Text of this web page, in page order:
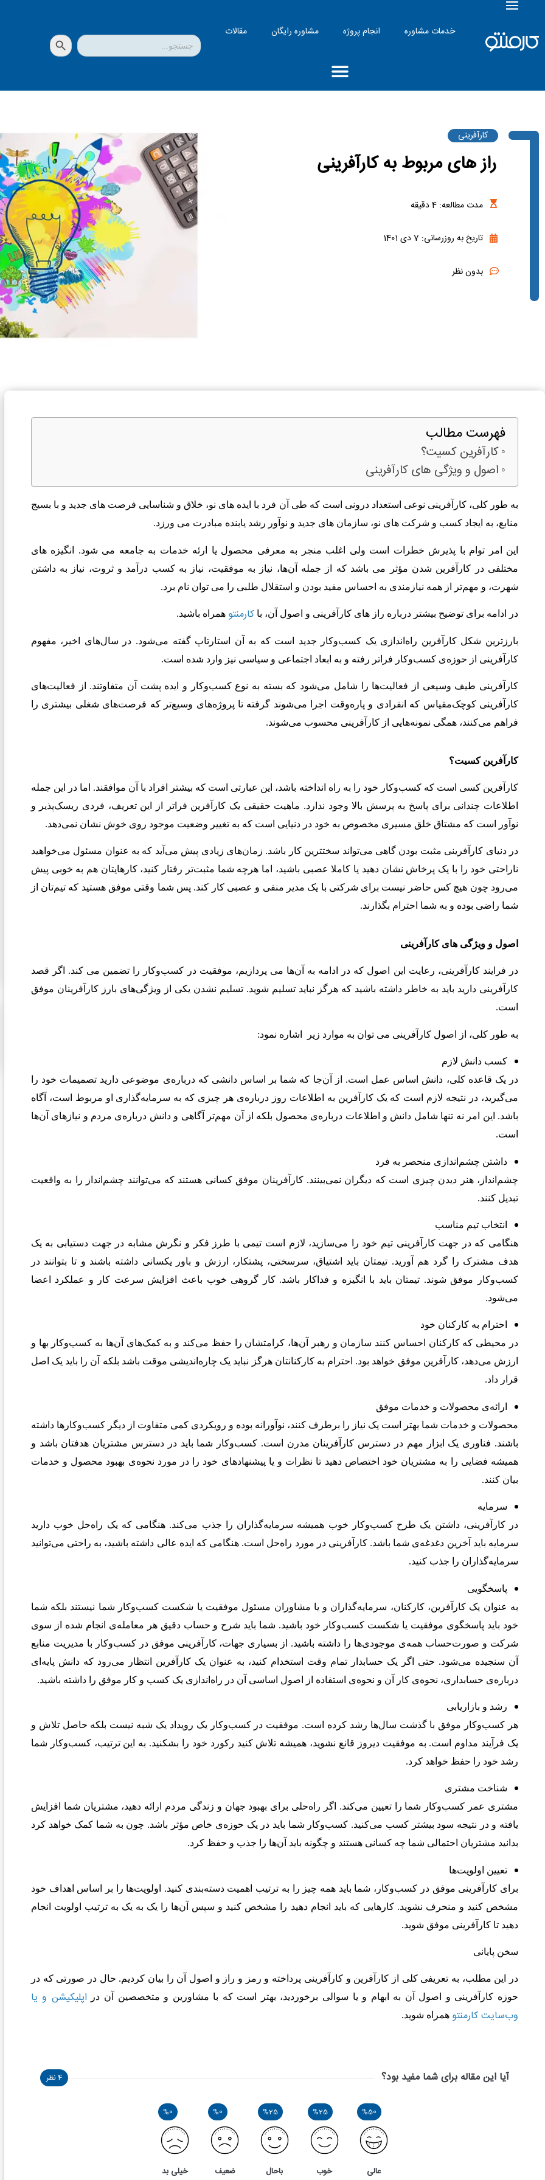
خدمات مشاوره انجام پروژه مشاوره رایگان مقالات جستجو
برای:
دکمه جستجو
کارآفرینی
راز های مربوط به کارآفرینی
مدت مطالعه: 4دقیقه
تاریخ به روزرسانی: 7 دی 1401
بدون نظر
فهرست مطالب
کارآفرین کسیت؟
اصول و ویژگی های کارآفرینی
به طور کلی، کارآفرینی نوعی استعداد درونی است كه طی آن فرد با ايده های نو، خلاق و شناسايی فرصت های جديد و با بسيج
منابع، به ايجاد كسب و شركت های نو، سازمان های جديد و نوآور رشد يابنده مبادرت می ورزد.
اين امر توام با پذيرش خطرات است ولی اغلب منجر به معرفی محصول يا ارئه خدمات به جامعه می شود. انگيزه های
مختلفی در كارآفرين شدن مؤثر می باشد كه از جمله آن‌ها، نياز به موفقيت، نياز به كسب درآمد و ثروت، نياز به داشتن
شهرت، و مهم‌تر از همه نيازمندی به احساس مفيد بودن و استقلال طلبی را می توان نام برد.
در ادامه برای توضیح بیشتر درباره راز های کارآفرینی و اصول آن، با کارمنتو همراه باشید.
بارزترین شکل کارآفرین راه‌اندازی یک کسب‌وکار جدید است که به آن استارتاپ گفته می‌شود. در سال‌های اخیر، مفهوم
کارآفرینی از حوزه‌ی کسب‌وکار فراتر رفته و به ابعاد اجتماعی و سیاسی نیز وارد شده است.
کارآفرینی طیف وسیعی از فعالیت‌ها را شامل می‌شود که بسته به نوع کسب‌وکار و ایده‌ پشت آن متفاوتند. از فعالیت‌های
کارآفرینی کوچک‌مقیاس که انفرادی و پاره‌وقت اجرا می‌شوند گرفته تا پروژه‌های وسیع‌تر که فرصت‌های شغلی بیشتری را
فراهم می‌کنند، همگی نمونه‌هایی از کارآفرینی محسوب می‌شوند.
کارآفرین کسیت؟
کارآفرین کسی است که کسب‌وکار خود را به راه انداخته باشد، این عبارتی است که بیشتر افراد با آن موافقند. اما در این جمله
اطلاعات چندانی برای پاسخ به پرسش بالا وجود ندارد. ماهیت حقیقی یک کارآفرین فراتر از این تعریف، فردی ریسک‌پذیر و
نوآور است که مشتاق خلق مسیری مخصوص به خود در دنیایی است که به تغییر وضعیت موجود روی خوش نشان نمی‌دهد.
در دنیای کارآفرینی مثبت بودن گاهی می‌تواند سختترین کار باشد. زمان‌های زیادی پیش می‌آید که به عنوان مسئول می‌خواهید
ناراحتی خود را با یک پرخاش نشان دهید یا کاملا عصبی باشید، اما هرچه شما مثبت‌تر رفتار کنید، کارهایتان هم به خوبی پیش
می‌رود چون هیچ کس حاضر نیست برای شرکتی با یک مدیر منفی و عصبی کار کند. پس شما وقتی موفق هستید که تیم‌تان از
شما راضی بوده و به شما احترام بگذارند.
اصول و ویژگی های کارآفرینی
در فرایند کارآفرینی، رعایت این اصول که در ادامه به آن‌ها می پردازیم، موفقیت در کسب‌وکار را تضمین می کند. اگر قصد
کارآفرینی دارید باید به خاطر داشته باشید که هرگز نباید تسلیم شوید. تسلیم نشدن یکی از ویژگی‌های بارز کارآفرینان موفق
است.
به طور کلی، از اصول کارآفرینی می توان به موارد زیر اشاره نمود:
کسب دانش لازم
در یک قاعده کلی، دانش اساس عمل است. از آن‌جا که شما بر اساس دانشی که درباره‌ی موضوعی دارید تصمیمات خود را
می‌گیرید، در نتیجه لازم است که یک کارآفرین به اطلاعات روز درباره‌ی هر چیزی که به سرمایه‌گذاری او مربوط است، آگاه
باشد. این امر نه ‌تنها شامل دانش و اطلاعات درباره‌ی محصول بلکه از آن مهم‌تر آگاهی و دانش درباره‌ی مردم و نیازهای آن‌ها
است.
داشتن چشم‌اندازی منحصر به ‌فرد
چشم‌انداز، هنر دیدن چیزی است که دیگران نمی‌بینند. کارآفرینان موفق کسانی هستند که می‌توانند چشم‌انداز را به واقعیت
تبدیل کنند.
انتخاب تیم مناسب
هنگامی که در جهت کارآفرینی تیم خود را می‌سازید، لازم است تیمی با طرز فکر و نگرش مشابه در جهت دستیابی به یک
هدف مشترک را گرد هم آورید. تیمتان باید اشتیاق، سرسختی، پشتکار، ارزش و باور یکسانی داشته باشند و تا بتوانند در
کسب‌وکار موفق شوند. تیمتان باید با انگیزه و فداکار باشد. کار گروهی خوب باعث افزایش سرعت کار و عملکرد اعضا
می‌شود.
احترام به کارکنان خود
در محیطی که کارکنان احساس کنند سازمان و رهبر آن‌ها، کرامتشان را حفظ می‌کند و به کمک‌های آن‌ها به کسب‌وکار بها و
ارزش می‌دهد، کارآفرین موفق خواهد بود. احترام به کارکنانتان هرگز نباید یک چاره‌اندیشی موقت باشد بلکه آن را باید یک اصل
قرار داد.
ارائه‌ی محصولات و خدمات موفق
محصولات و خدمات شما بهتر است یک نیاز را برطرف کنند، نوآورانه بوده و رویکردی کمی متفاوت از دیگر کسب‌وکارها داشته
باشند. فناوری یک ابزار مهم در دسترس کارآفرینان مدرن است. کسب‌وکار شما باید در دسترس مشتریان هدفتان باشد و
همیشه فضایی را به مشتریان خود اختصاص دهید تا نظرات و یا پیشنهاد‌های خود را در مورد نحوه‌ی بهبود محصول و خدمات
بیان کنند.
سرمایه
در کارآفرینی، داشتن یک طرح کسب‌وکار خوب همیشه سرمایه‌گذاران را جذب می‌کند. هنگامی که یک راه‌حل خوب دارید
سرمایه باید آخرین دغدغه‌ی شما باشد. کارآفرینی در مورد راه‌حل است. هنگامی که ایده عالی داشته باشید، به ‌راحتی می‌توانید
سرمایه‌گذاران را جذب کنید.
پاسخگویی
به عنوان یک کارآفرین، کارکنان، سرمایه‌گذاران و یا مشاوران مسئول موفقیت یا شکست کسب‌وکار شما نیستند بلکه شما
خود باید پاسخگوی موفقیت یا شکست کسب‌و‌کار خود باشید. شما باید شرح و حساب دقیق هر معامله‌ی انجام شده از سوی
شرکت و صورت‌حساب همه‌ی موجودی‌ها را داشته باشید. از بسیاری جهات، کارآفرینی موفق در کسب‌وکار با مدیریت منابع
آن سنجیده می‌شود. حتی اگر یک حسابدار تمام وقت استخدام کنید، به عنوان یک کارآفرین انتظار می‌رود که دانش پایه‌ای
درباره‌ی حسابداری، نحوه‌ی کار آن و نحوه‌ی استفاده از اصول اساسی آن در راه‌اندازی یک کسب و کار موفق را داشته باشید.
رشد و بازاریابی
هر کسب‌وکار موفق با گذشت سال‌ها رشد کرده است. موفقیت در کسب‌وکار یک رویداد یک‌ شبه نیست بلکه حاصل تلاش و
یک فرآیند مداوم است. به موفقیت دیروز قانع نشوید، همیشه تلاش کنید رکورد خود را بشکنید. به این ترتیب، کسب‌وکار شما
رشد خود را حفظ خواهد کرد.
شناخت مشتری
مشتری عمر کسب‌وکار شما را تعیین می‌کند. اگر راه‌حلی برای بهبود جهان و زندگی مردم ارائه دهید، مشتریان شما افزایش
یافته و در نتیجه سود بیشتر کسب می‌کنید. کسب‌وکار شما باید در یک حوزه‌ی خاص مؤثر باشد. چون به شما کمک خواهد کرد
بدانید مشتریان احتمالی شما چه کسانی هستند و چگونه باید آن‌ها را جذب و حفظ کرد.
تعیین اولویت‌ها
برای کارآفرینی موفق در کسب‌وکار، شما باید همه‌ چیز را به ترتیب اهمیت دسته‌بندی کنید. اولویت‌ها را بر اساس اهداف خود
مشخص کنید و منحرف نشوید. کارهایی که باید انجام دهید را مشخص کنید و سپس آن‌ها را یک‌ به ‌یک به ترتیب اولویت انجام
دهید تا کارآفرینی موفق شوید.
سخن پایانی
در این مطلب، به تعریفی کلی از کارآفرین و کارآفرینی پرداخته و رمز و راز و اصول آن را بیان کردیم. حال در صورتی که در
حوزه کارآفرینی و اصول آن به ابهام و یا سوالی برخوردید، بهتر است که با مشاورین و متخصصین آن در اپلیکیشن و یا
وب‌سایت کارمنتو همراه شوید.
آیا این مقاله برای شما مفید بود؟ 4 نظر
%50
عالی
%25
خوب
%25
باحال
%0
ضعیف
%0
خیلی بد